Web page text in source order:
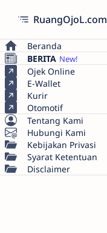
RuangOjoL.com
Beranda
BERITA
Ojek Online
E-Wallet
Kurir
Otomotif
Tentang Kami
Hubungi Kami
Kebijakan Privasi
Syarat Ketentuan
Disclaimer